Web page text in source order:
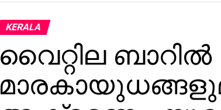
പിന്‍വലിച്ചത്. ഇന്ത്യ-യുഎസ് വ്യാപാര
ട്ടൊഴിയാത്തതും രൂപയ്ക്ക് കനത്ത
ഇന്ത്യയ്ക്ക മേല്‍ ചുമത്തിയ 50% തീരുവ
വിദേശനാണയ വരുമാനം ഇടിഞ്ഞതും
KERALA
വൈറ്റില ബാറില്‍